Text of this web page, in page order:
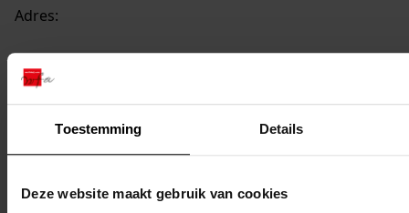
Toestemming Details
Deze website maakt gebruik van cookies
Adres:
Andijk, Prinses Marijkestraat 39
Nieuw adres:
Andijk, Prinses Marijkestraat 49
Perceel: